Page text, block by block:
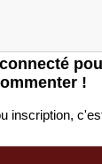
!
inscription,